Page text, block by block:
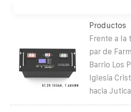
Productos
Frente a la
par de
Barrio Los
Iglesia
hacia